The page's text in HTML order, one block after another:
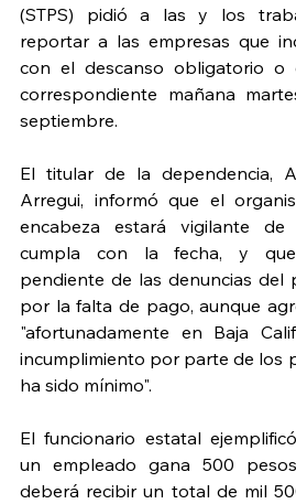
(STPS) pidió a las y los
reportar a las empresas que
con el descanso obligatorio o
correspondiente mañana
septiembre.
El titular de la dependencia,
Arregui, informó que el
encabeza estará vigilante
cumpla con la fecha, y
pendiente de las denuncias del
por la falta de pago, aunque
"afortunadamente en Baja
incumplimiento por parte de los
ha sido mínimo".
El funcionario estatal
un empleado gana 500
deberá recibir un total de mil